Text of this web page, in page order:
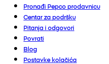
Pronađi Pepco prodavnicu
Centar za podršku
Pitanja i odgovori
Povrati
Blog
Postavke kolačića